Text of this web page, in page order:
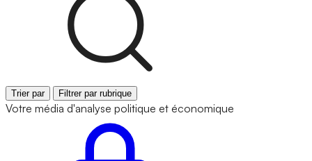
Trier par Filtrer par rubrique
Votre média d'analyse politique et économique